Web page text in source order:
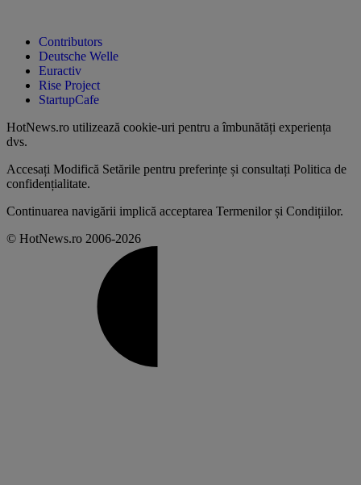
Contributors
Deutsche Welle
Euractiv
Rise Project
StartupCafe
HotNews.ro utilizează cookie-uri pentru a îmbunătăți experiența
dvs.
Accesați Modifică Setările pentru preferințe și consultați Politica de
confidențialitate.
Continuarea navigării implică acceptarea Termenilor și Condițiilor.
© HotNews.ro 2006-2026